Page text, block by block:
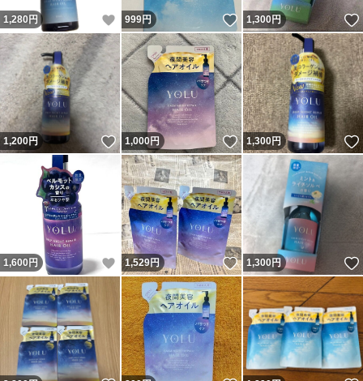
1,280 円 いいね！
999円 いいね！
1,300円
1,200円 いいね！
1,000円 いいね！
1,300円
1,600 円 いいね！
1,529円 いいね！
1,300円